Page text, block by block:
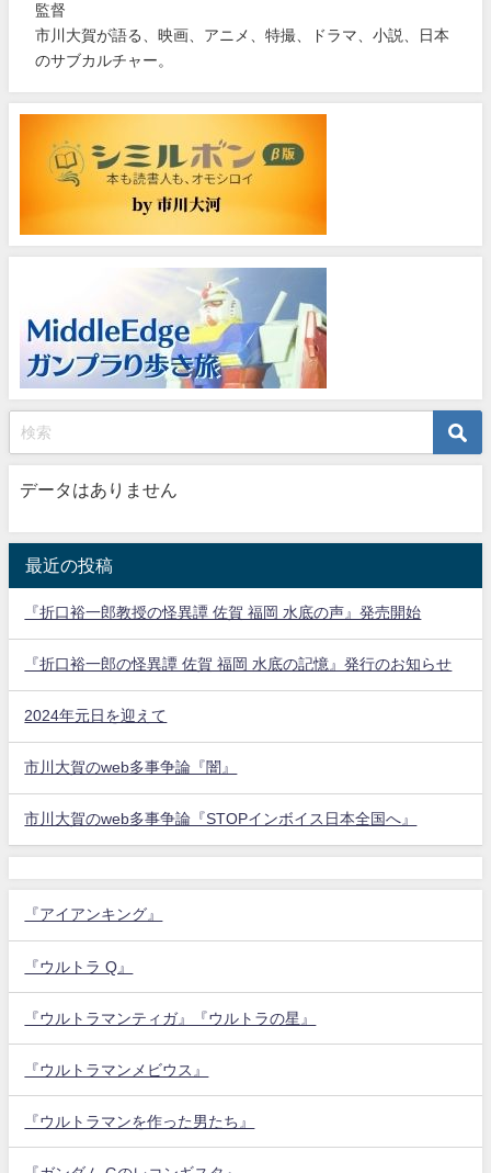
監督
市川大賀が語る、映画、アニメ、特撮、ドラマ、小説、日本
のサブカルチャー。
データはありません
最近の投稿
『折口裕一郎教授の怪異譚 佐賀 福岡 水底の声』発売開始
『折口裕一郎の怪異譚 佐賀 福岡 水底の記憶』発行のお知らせ
2024年元日を迎えて
市川大賀のweb多事争論『闇』
市川大賀のweb多事争論『STOPインボイス日本全国へ』
『アイアンキング』
『ウルトラ Q』
『ウルトラマンティガ』『ウルトラの星』
『ウルトラマンメビウス』
『ウルトラマンを作った男たち』